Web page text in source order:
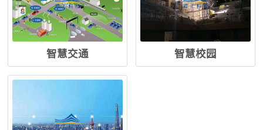
智慧交通 智慧校园